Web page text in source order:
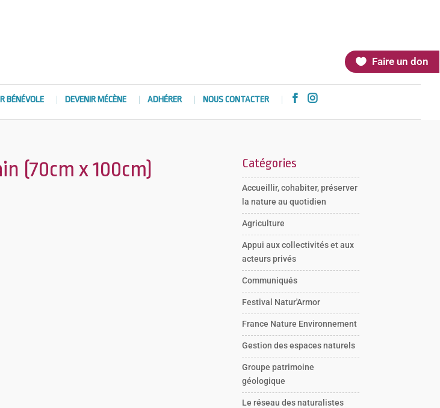
Faire un don
BÉNÉVOLE DEVENIR MÉCÈNE ADHÉRER NOUS CONTACTER  
(70cm x 100cm) Catégories
Accueillir, cohabiter, préserver
la nature au quotidien
Agriculture
Appui aux collectivités et aux
acteurs privés
Communiqués
Festival Natur'Armor
France Nature Environnement
Gestion des espaces naturels
Groupe patrimoine
géologique
Le réseau des naturalistes